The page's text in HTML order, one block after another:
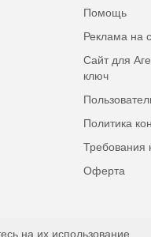
Помощь
Реклама на
Сайт для
ключ
Политика
Требования
Оферта
на их использование.